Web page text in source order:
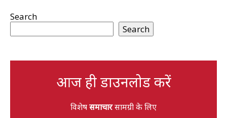
Search
Search
आज ही डाउनलोड करें
विशेषसमाचारसामग्री के लिए